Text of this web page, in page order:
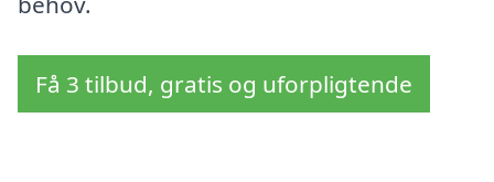
Få 3 tilbud, gratis og uforpligtende